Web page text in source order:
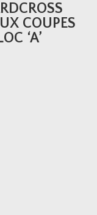
COUPES
‘A’